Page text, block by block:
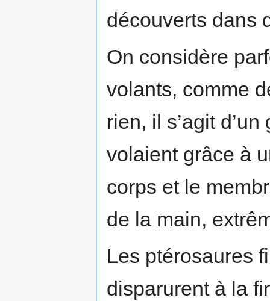
découverts dans
On considère
volants, comme
rien, il s’agit
volaient grâce à
corps et le
de la main,
Les ptérosaures
disparurent à la